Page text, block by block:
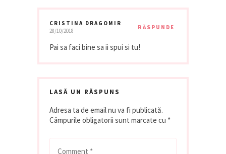
CRISTINA DRAGOMIR
28/10/2018
RĂSPUNDE
Pai sa faci bine sa ii spui si tu!
LASĂ UN RĂSPUNS
Adresa ta de email nu va fi publicată.
Câmpurile obligatorii sunt marcate cu *